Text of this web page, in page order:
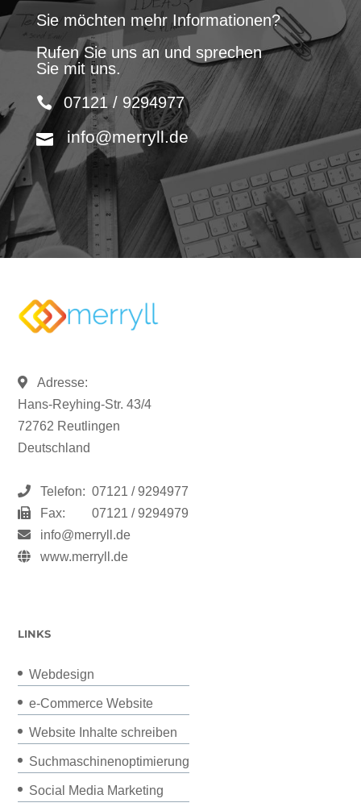
Sie möchten mehr Informationen?
Rufen Sie uns an und sprechen
Sie mit uns.
07121 / 9294977
info@merryll.de
Adresse:
Hans-Reyhing-Str. 43/4
72762 Reutlingen
Deutschland
Telefon: 07121 / 9294977
Fax:
07121 / 9294979
info@merryll.de
www.merryll.de
LINKS
Webdesign
e-Commerce Website
Website Inhalte schreiben
Suchmaschinenoptimierung
Social Media Marketing